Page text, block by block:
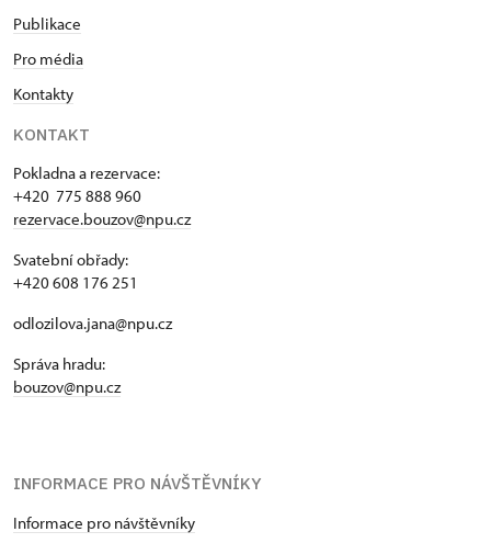
Publikace
Pro média
Kontakty
KONTAKT
Pokladna a rezervace:
+420 775 888 960
rezervace.bouzov@npu.cz
Svatební obřady:
+420 608 176 251
odlozilova.jana@npu.cz
Správa hradu:
bouzov@npu.cz
INFORMACE PRO NÁVŠTĚVNÍKY
Informace pro návštěvníky